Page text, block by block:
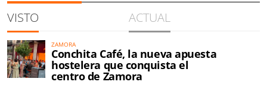
VISTO ACTUAL
ZAMORA
Conchita Café, la nueva apuesta
hostelera que conquista el
centro de Zamora